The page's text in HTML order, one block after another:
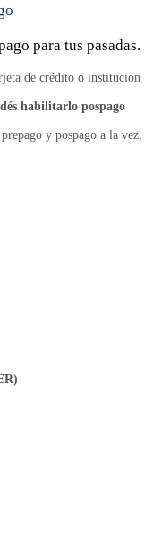
para tus pasadas.
de crédito o institución
habilitarlo pospago
y pospago a la vez,